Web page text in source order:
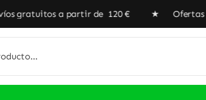
partir de 120 € ★ Ofertas